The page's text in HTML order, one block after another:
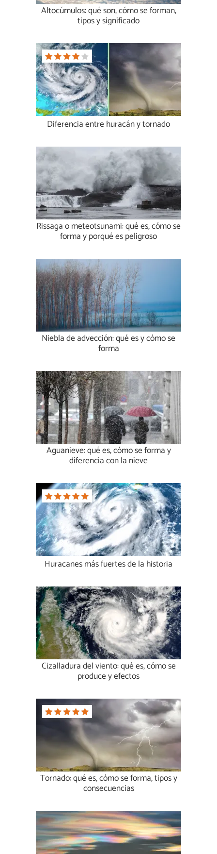
Altocúmulos: qué son, cómo se forman,
tipos y significado
Diferencia entre huracán y tornado
Rissaga o meteotsunami: qué es, cómo se
forma y porqué es peligroso
Niebla de advección: qué es y cómo se
forma
Aguanieve: qué es, cómo se forma y
diferencia con la nieve
Huracanes más fuertes de la historia
Cizalladura del viento: qué es, cómo se
produce y efectos
Tornado: qué es, cómo se forma, tipos y
consecuencias